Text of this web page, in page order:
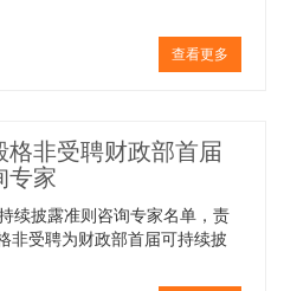
查看更多
非受聘财政部首届
专家
续披露准则咨询专家名单，责
非受聘为财政部首届可持续披